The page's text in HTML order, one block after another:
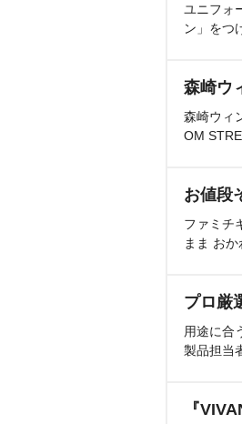
ユニフォ
ン」をつ
森崎ウ
森崎ウィ
OM
お値段
ファミチ
まま お
プロ厳
用途に合
製品担当
『